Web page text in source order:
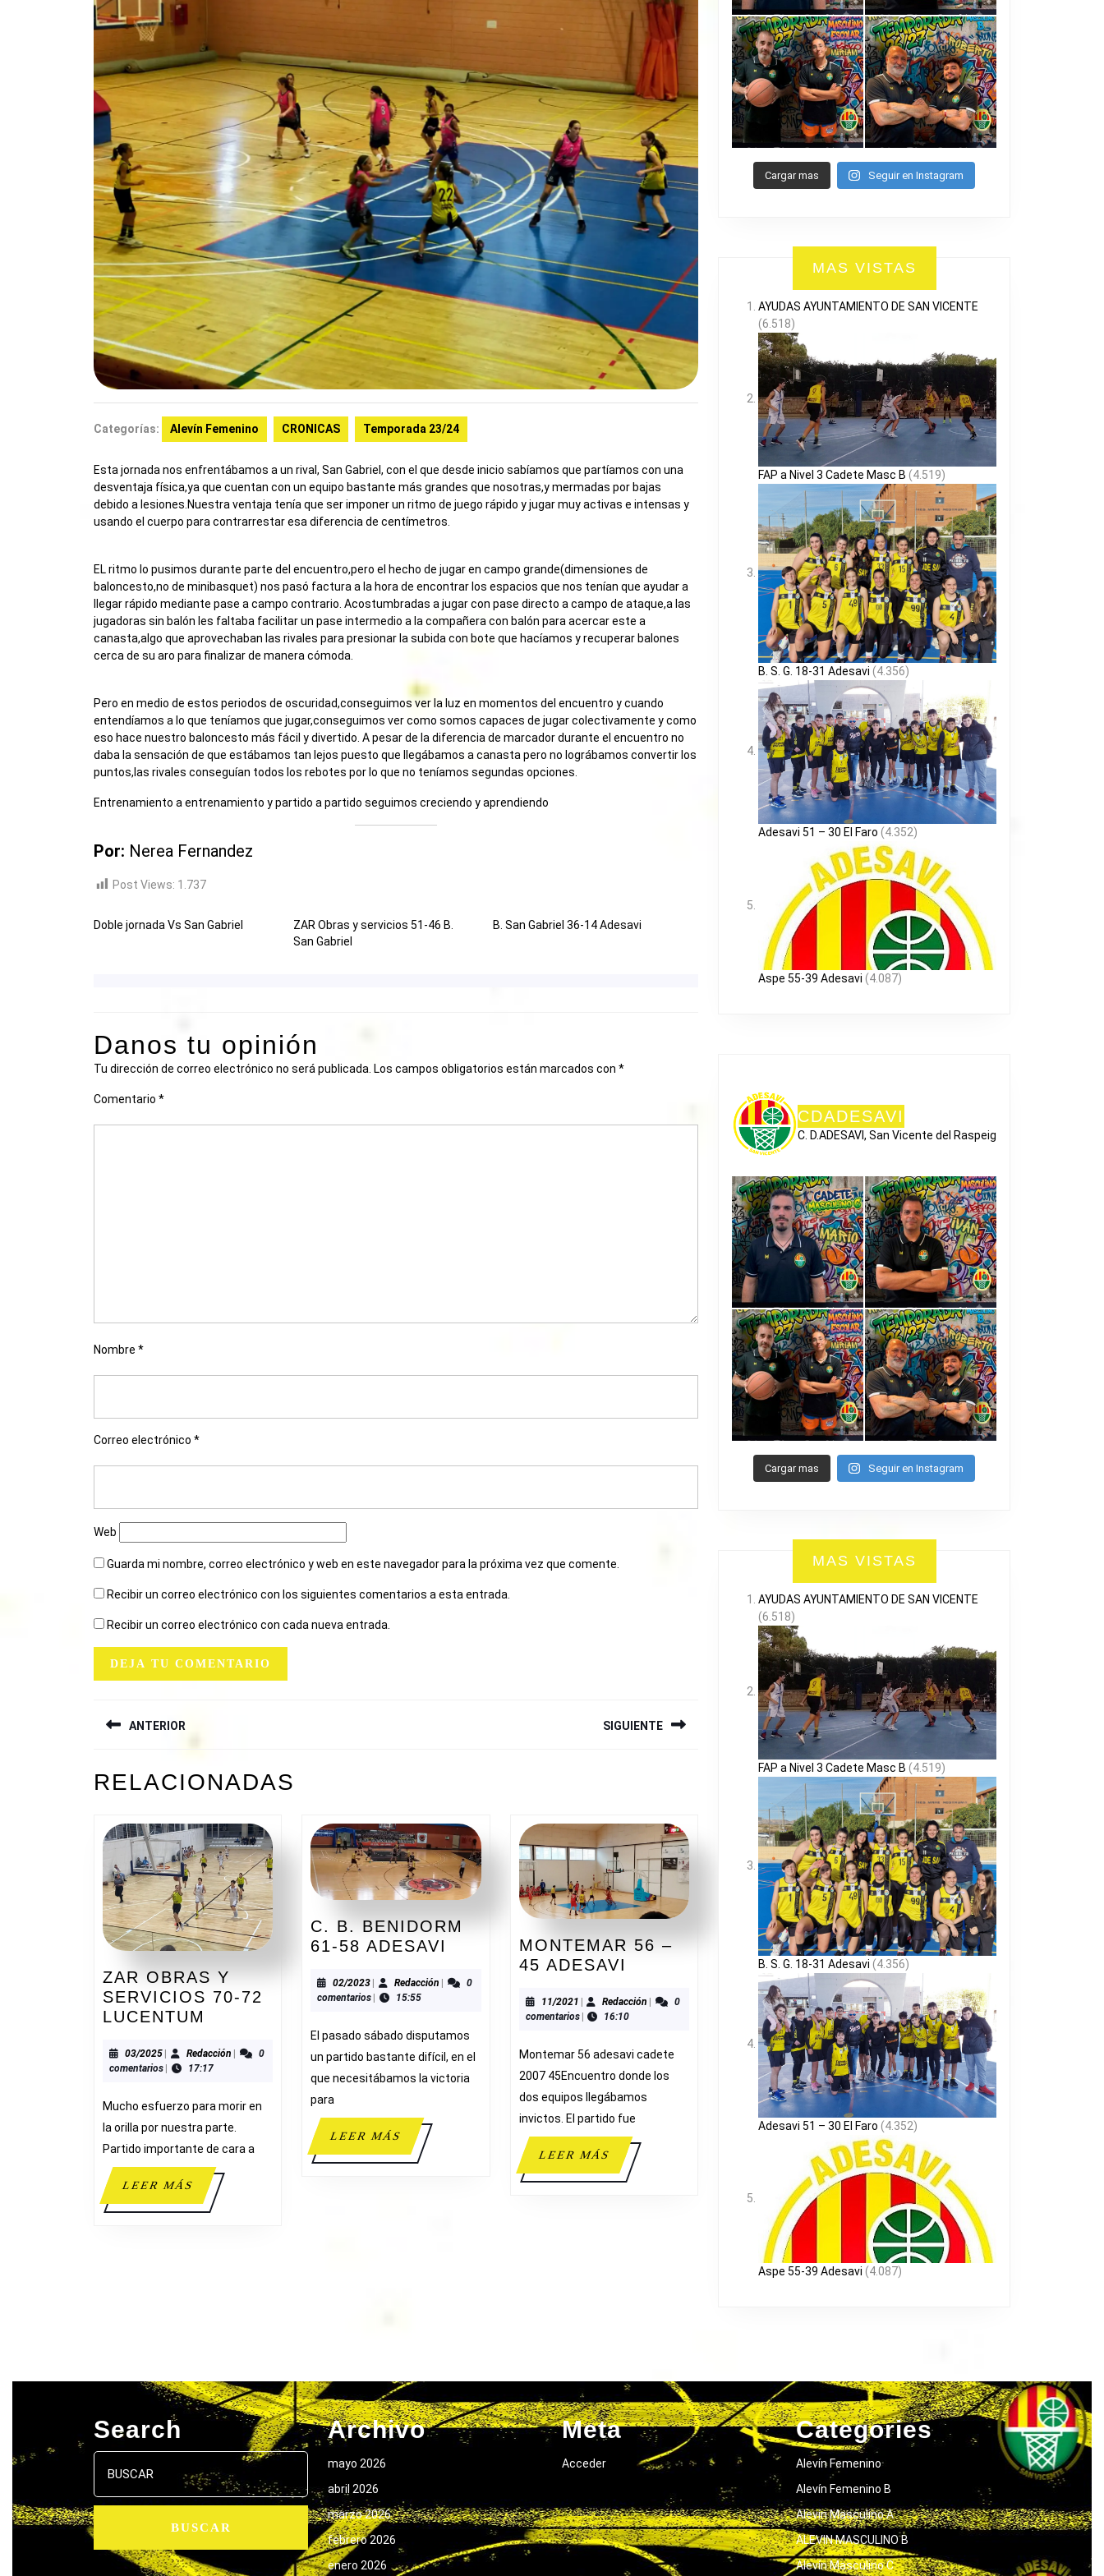
Categorías: Alevín Femenino CRONICAS Temporada 23/24
Esta jornada nos enfrentábamos a un rival, San Gabriel, con el que desde inicio sabíamos que partíamos con una
desventaja física,ya que cuentan con un equipo bastante más grandes que nosotras,y mermadas por bajas
debido a lesiones.Nuestra ventaja tenía que ser imponer un ritmo de juego rápido y jugar muy activas e intensas y
usando el cuerpo para contrarrestar esa diferencia de centímetros.
EL ritmo lo pusimos durante parte del encuentro,pero el hecho de jugar en campo grande(dimensiones de
baloncesto,no de minibasquet) nos pasó factura a la hora de encontrar los espacios que nos tenían que ayudar a
llegar rápido mediante pase a campo contrario. Acostumbradas a jugar con pase directo a campo de ataque,a las
jugadoras sin balón les faltaba facilitar un pase intermedio a la compañera con balón para acercar este a
canasta,algo que aprovechaban las rivales para presionar la subida con bote que hacíamos y recuperar balones
cerca de su aro para finalizar de manera cómoda.
Pero en medio de estos periodos de oscuridad,conseguimos ver la luz en momentos del encuentro y cuando
entendíamos a lo que teníamos que jugar,conseguimos ver como somos capaces de jugar colectivamente y como
eso hace nuestro baloncesto más fácil y divertido. A pesar de la diferencia de marcador durante el encuentro no
daba la sensación de que estábamos tan lejos puesto que llegábamos a canasta pero no lográbamos convertir los
puntos,las rivales conseguían todos los rebotes por lo que no teníamos segundas opciones.
Entrenamiento a entrenamiento y partido a partido seguimos creciendo y aprendiendo
Por: Nerea Fernandez
Post Views: 1.737
Doble jornada Vs San Gabriel
ZAR Obras y servicios 51-46 B.
San Gabriel
B. San Gabriel 36-14 Adesavi
Danos tu opinión
Tu dirección de correo electrónico no será publicada. Los campos obligatorios están marcados con *
Comentario *
Nombre *
Correo electrónico *
Web
Guarda mi nombre, correo electrónico y web en este navegador para la próxima vez que comente.
Recibir un correo electrónico con los siguientes comentarios a esta entrada.
Recibir un correo electrónico con cada nueva entrada.
DE
ENTRADAS
ANTERIOR
anterior:
SIGUIENTE
RELACIONADAS
ZAR OBRAS Y
SERVICIOS 70-72
LUCENTUM
Y
SERVICIOS
72
LUCENTUM
03/202503/2025RedacciónRedacción
0
comentarios
17:17
Mucho esfuerzo para morir en
la orilla por nuestra parte.
Partido importante de cara a
LEER MÁSLEER
MÁS
C. B. BENIDORM
61-58 ADESAVI
BENIDORM
ADESAVI
02/202302/2023
| Redacción Redacción
|
0
comentarios | 15:55
El pasado sábado disputamos
un partido bastante difícil, en el
que necesitábamos la victoria
para
LEER MÁSLEER
MÁS
MONTEMAR 56 –
45 ADESAVI
–
45
11/202111/2021Redacción Redacción
0
comentarios
16:10
Montemar 56 adesavi cadete
2007 45Encuentro donde los
dos equipos llegábamos
invictos. El partido fue
LEER MÁSLEER
MÁS
Cargar mas Seguir en Instagram
MAS VISTAS
AYUDAS AYUNTAMIENTO DE SAN VICENTE
(6.518)
FAP a Nivel 3 Cadete Masc B (4.519)
B. S. G. 18-31 Adesavi (4.356)
Adesavi 51 – 30 El Faro (4.352)
Aspe 55-39 Adesavi (4.087)
CDADESAVI
C. D.ADESAVI, San Vicente del Raspeig
Cargar mas Seguir en Instagram
MAS VISTAS
AYUDAS AYUNTAMIENTO DE SAN VICENTE
(6.518)
FAP a Nivel 3 Cadete Masc B (4.519)
B. S. G. 18-31 Adesavi (4.356)
Adesavi 51 – 30 El Faro (4.352)
Aspe 55-39 Adesavi (4.087)
Search
Buscar:
Archivo
mayo 2026
abril 2026
marzo 2026
febrero 2026
enero 2026
Meta
Acceder
Categories
Alevín Femenino
Alevín Femenino B
Alevín Masculino A
ALEVIN MASCULINO B
Alevín Masculino C